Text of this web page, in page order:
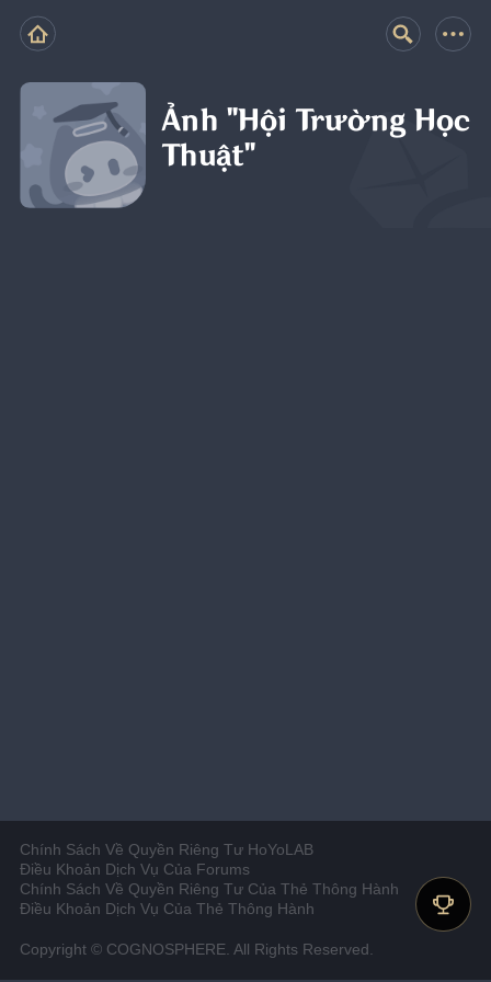
Ảnh "Hội Trường Học
Thuật"
Chính Sách Về Quyền Riêng Tư HoYoLAB
Điều Khoản Dịch Vụ Của Forums
Chính Sách Về Quyền Riêng Tư Của Thẻ Thông Hành
Điều Khoản Dịch Vụ Của Thẻ Thông Hành
Copyright © COGNOSPHERE. All Rights Reserved.